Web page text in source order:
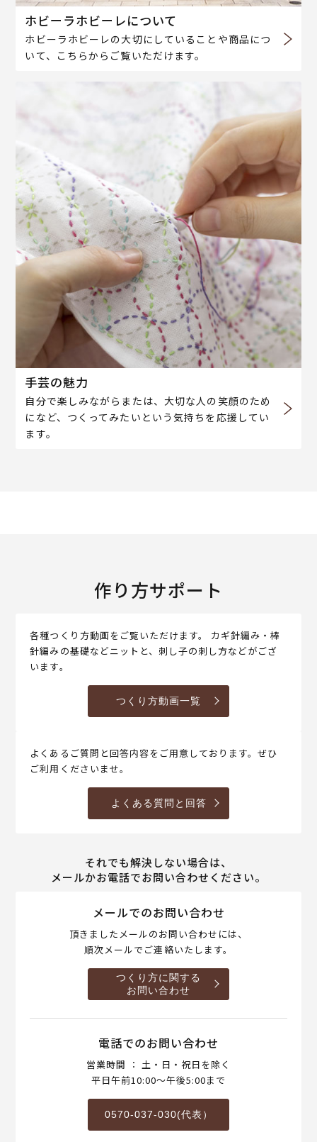
ホビーラホビーレについて
ホビーラホビーレの大切にしていることや商品につ
いて、こちらからご覧いただけます。
手芸の魅力
自分で楽しみながらまたは、大切な人の笑顔のため
になど、つくってみたいという気持ちを応援してい
ます。
作り方サポート
各種つくり方動画をご覧いただけます。 カギ針編み・棒
針編みの基礎などニットと、刺し子の刺し方などがござ
います。
つくり方動画一覧
よくあるご質問と回答内容をご用意しております。ぜひ
ご利用くださいませ。
よくある質問と回答
それでも解決しない場合は、
メールかお電話でお問い合わせください。
メールでのお問い合わせ
頂きましたメールのお問い合わせには、
順次メールでご連絡いたします。
つくり方に関する
お問い合わせ
電話でのお問い合わせ
営業時間 ： 土・日・祝日を除く
平日午前10:00～午後5:00まで
0570-037-030(代表）